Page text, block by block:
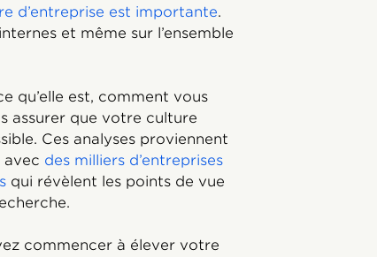
d’entreprise est importante.
et même sur l’ensemble
qu’elle est, comment vous
assurer que votre culture
Ces analyses proviennent
des milliers d’entreprises
qui révèlent les points de vue
commencer à élever votre